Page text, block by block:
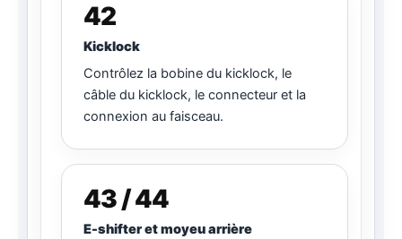
42
Kicklock
Contrôlez la bobine du kicklock, le
câble du kicklock, le connecteur et la
connexion au faisceau.
43 / 44
E-shifter et moyeu arrière